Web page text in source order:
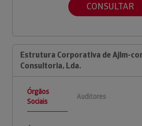
CONSULTAR
Estrutura Corporativa de Ajlm-
Consultoria, Lda.
Órgãos
Sociais
Auditores